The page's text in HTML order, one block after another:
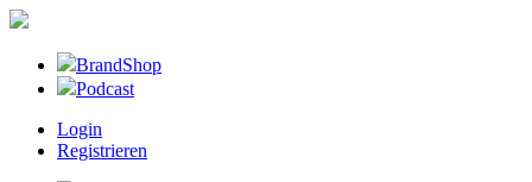
BrandShop
Podcast
Login
Registrieren